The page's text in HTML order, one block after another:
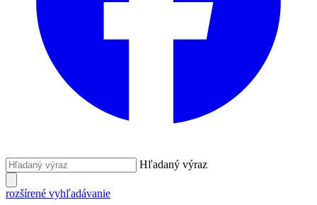
Hľadaný výraz
rozšírené vyhľadávanie